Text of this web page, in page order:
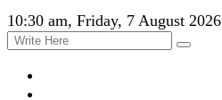
10:30 am, Friday, 7 August 2026